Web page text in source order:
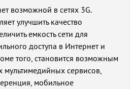
возможной в сетях 3G.
улучшить качество
емкость сети для
доступа в Интернет и
того, становится возможным
мультимедийных сервисов,
мобильное